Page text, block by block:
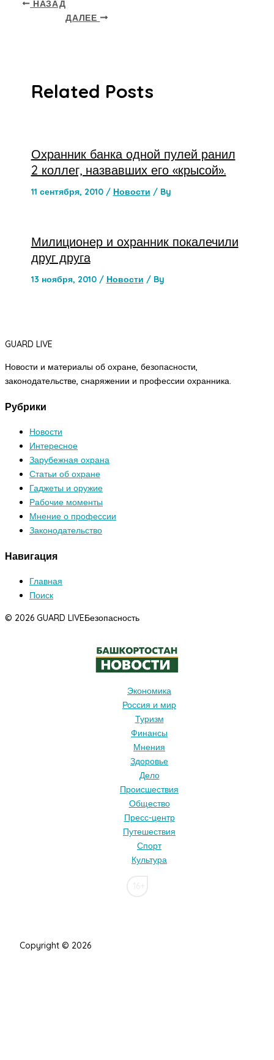
НАЗАД
ДАЛЕЕ
Related Posts
Охранник банка одной пулей ранил
2 коллег, назвавших его «крысой».
11 сентября, 2010 / Новости / By
Милиционер и охранник покалечили
друг друга
13 ноября, 2010 / Новости / By
GUARD LIVE
Новости и материалы об охране, безопасности,
законодательстве, снаряжении и профессии охранника.
Рубрики
Новости
Интересное
Зарубежная охрана
Статьи об охране
Гаджеты и оружие
Рабочие моменты
Мнение о профессии
Законодательство
Навигация
Главная
Поиск
© 2026 GUARD LIVEБезопасность
Экономика
Россия и мир
Туризм
Финансы
Мнения
Здоровье
Дело
Происшествия
Общество
Пресс-центр
Путешествия
Спорт
Культура
Copyright © 2026